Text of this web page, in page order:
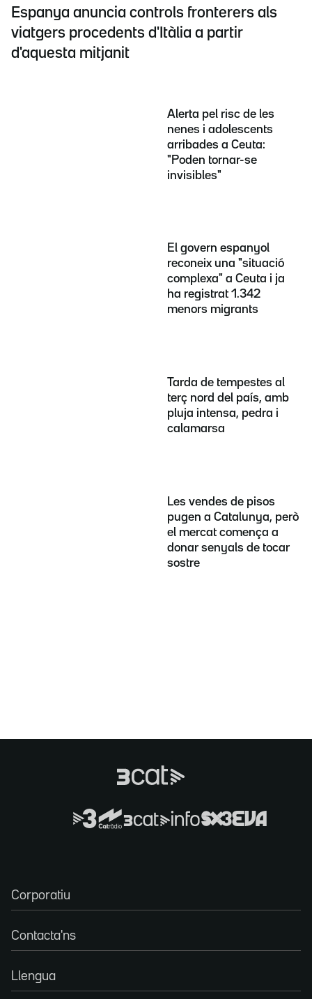
Espanya anuncia controls fronterers als
viatgers procedents d'Itàlia a partir
d'aquesta mitjanit
Alerta pel risc de les
nenes i adolescents
arribades a Ceuta:
"Poden tornar-se
invisibles"
El govern espanyol
reconeix una "situació
complexa" a Ceuta i ja
ha registrat 1.342
menors migrants
Tarda de tempestes al
terç nord del país, amb
pluja intensa, pedra i
calamarsa
Les vendes de pisos
pugen a Catalunya, però
el mercat comença a
donar senyals de tocar
sostre
Corporatiu
Contacta'ns
Llengua